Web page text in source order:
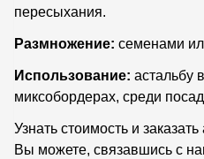
пересыхания.
Размножение: семенами
Использование: астальбу
миксобордерах, среди
Узнать стоимость и
Вы можете, связавшись с